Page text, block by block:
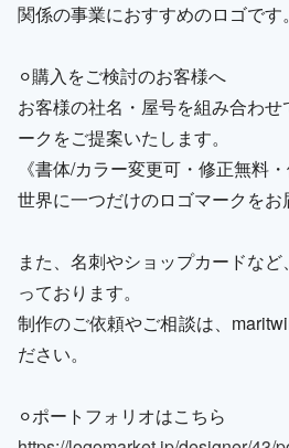
関係の事業におすすめのロゴです。
⚪︎購入をご検討のお客様へ
お客様の社名・屋号を組み合わ
ークをご提案いたします。
《書体/カラー変更可・修正無料
世界に一つだけのロゴマークをお
また、名刺やショップカードな
っております。
制作のご依頼やご相談は、
ださい。
⚪︎ポートフォリオはこちら